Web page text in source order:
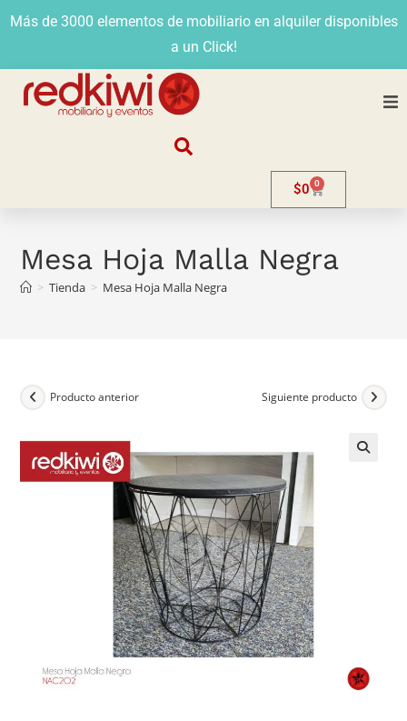
Más de 3000 elementos de mobiliario en alquiler disponibles
a un Click!
Venta
Contacto
$0 0
Mesa Hoja Malla Negra
> Tienda > Mesa Hoja Malla Negra
Producto anterior Siguiente producto